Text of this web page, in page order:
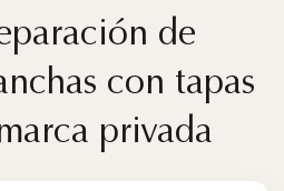
de
con tapas
privada
de
con tapas
privada